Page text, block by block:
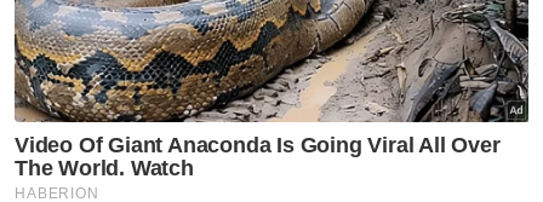
penuh,” katanya.
Selain itu, seramai 7,413 pelajar ditawarkan
PPBU YBR dengan jumlah peruntukan
sebanyak RM209.78 juta.
Orang ramai yang ingin menyalurkan bantuan